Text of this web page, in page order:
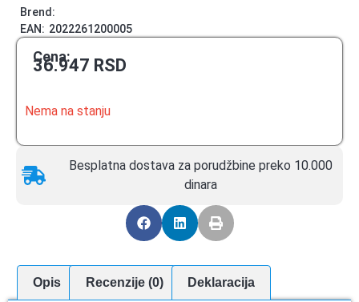
Brend:
EAN: 2022261200005
Cena:
36.947 RSD
Nema na stanju
Besplatna dostava za porudžbine preko 10.000
dinara
Opis Recenzije (0) Deklaracija